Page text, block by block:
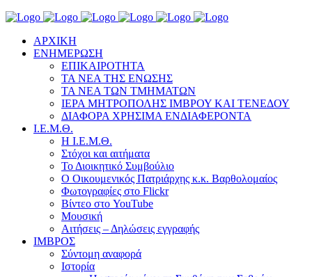
ΑΡΧΙΚΗ
ΕΝΗΜΕΡΩΣΗ
ΕΠΙΚΑΙΡΟΤΗΤΑ
ΤΑ ΝΕΑ ΤΗΣ ΕΝΩΣΗΣ
ΤΑ ΝΕΑ ΤΩΝ ΤΜΗΜΑΤΩΝ
ΙΕΡΑ ΜΗΤΡΟΠΟΛΗΣ ΙΜΒΡΟΥ ΚΑΙ ΤΕΝΕΔΟΥ
ΔΙΑΦΟΡΑ ΧΡΗΣΙΜΑ ΕΝΔΙΑΦΕΡΟΝΤΑ
Ι.Ε.Μ.Θ.
Η Ι.Ε.Μ.Θ.
Στόχοι και αιτήματα
Το Διοικητικό Συμβούλιο
Ο Οικουμενικός Πατριάρχης κ.κ. Βαρθολομαίος
Φωτογραφίες στο Flickr
Βίντεο στο YouTube
Μουσική
Αιτήσεις – Δηλώσεις εγγραφής
ΙΜΒΡΟΣ
Σύντομη αναφορά
Ιστορία